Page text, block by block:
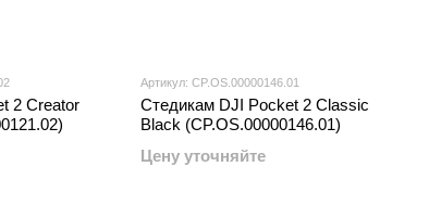
2 Creator
Артикул: CP.OS.00000146.01
Стедикам DJI Pocket 2 Classic
Black (CP.OS.00000146.01)
Цену уточняйте